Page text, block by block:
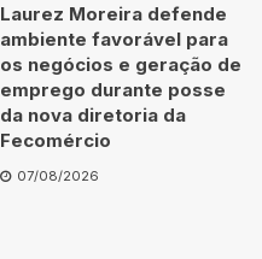
Laurez Moreira defende
ambiente favorável para
os negócios e geração de
emprego durante posse
da nova diretoria da
Fecomércio
07/08/2026